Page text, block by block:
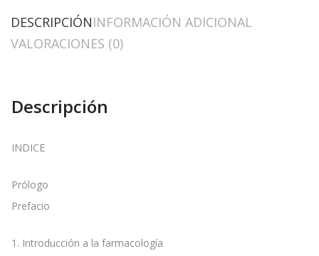
DESCRIPCIÓNINFORMACIÓN ADICIONAL
VALORACIONES (0)
Descripción
INDICE
Prólogo
Prefacio
1. Introducción a la farmacología